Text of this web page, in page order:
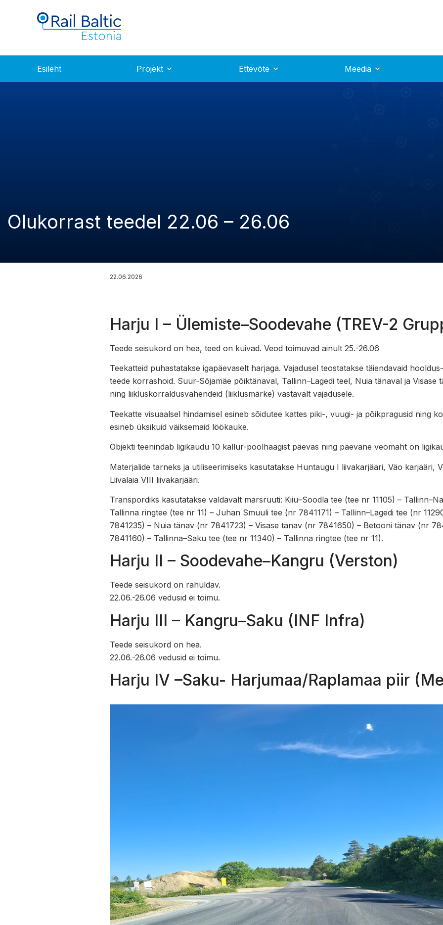
Esileht Projekt Ettevõte Meedia
Olukorrast teedel 22.06 – 26.06
22.06.2026
Harju I – Ülemiste–Soodevahe (TREV-2
Teede seisukord on hea, teed on kuivad. Veod toimuvad ainult 25.-26.06
Teekatteid puhastatakse igapäevaselt harjaga. Vajadusel teostatakse täiendavaid
teede korrashoid. Suur-Sõjamäe põiktänaval, Tallinn–Lagedi teel, Nuia tänaval ja Visase
ning liikluskorraldusvahendeid (liiklusmärke) vastavalt vajadusele.
Teekatte visuaalsel hindamisel esineb sõidutee kattes piki-, vuugi- ja põikpragusid ning
esineb üksikuid väiksemaid löökauke.
Objekti teenindab ligikaudu 10 kallur-poolhaagist päevas ning päevane veomaht on
Materjalide tarneks ja utiliseerimiseks kasutatakse Huntaugu I liivakarjääri, Väo karjääri,
Liivalaia VIII liivakarjääri.
Transpordiks kasutatakse valdavalt marsruuti: Kiiu–Soodla tee (tee nr 11105) –
Tallinna ringtee (tee nr 11) – Juhan Smuuli tee (nr 7841171) – Tallinn–Lagedi tee (nr
7841235) – Nuia tänav (nr 7841723) – Visase tänav (nr 7841650) – Betooni tänav (nr
7841160) – Tallinna–Saku tee (tee nr 11340) – Tallinna ringtee (tee nr 11).
Harju II – Soodevahe–Kangru (Verston)
Teede seisukord on rahuldav.
22.06.-26.06 vedusid ei toimu.
Harju III – Kangru–Saku (INF Infra)
Teede seisukord on hea.
22.06.-26.06 vedusid ei toimu.
Harju IV –Saku- Harjumaa/Raplamaa piir